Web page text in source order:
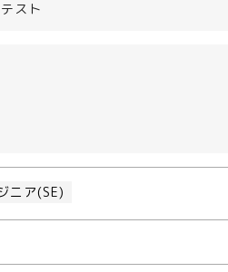
スト
ニア(SE)